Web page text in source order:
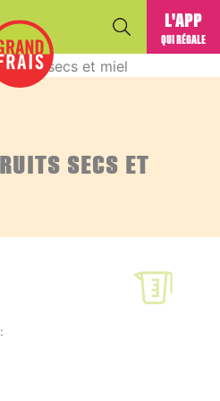
L'APP
QUI RÉGALE
SECS ET